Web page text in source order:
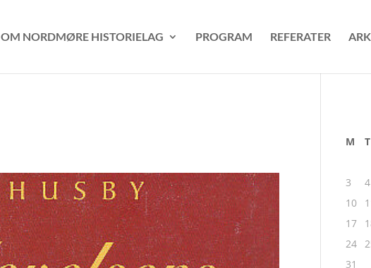
OM NORDMØRE HISTORIELAG PROGRAM REFERATER
M T
3
4
10
17
24
31